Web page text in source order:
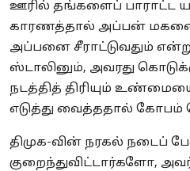
ஊரில் தங்களைப் பாராட்ட
காரணத்தால் அப்பன்
அப்பனை சீராட்டுவதும்
ஸ்டாலினும், அவரது
நடத்தித் திரியும்
எடுத்து வைத்ததால் கோபம்
திமுக-வின் நரகல் நடைப்
குறைந்துவிட்டார்களோ,